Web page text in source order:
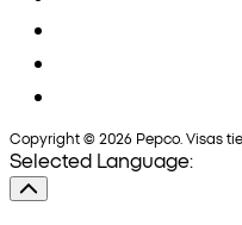
Copyright © 2026 Pepco. Visas
Selected Language: